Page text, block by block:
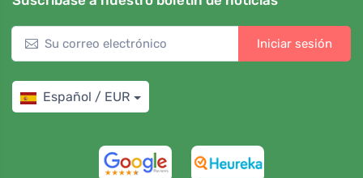
Iniciar sesión
Español / EUR